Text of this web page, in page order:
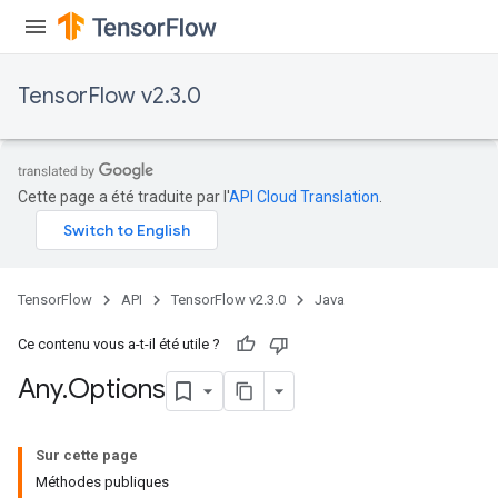
TensorFlow v2.3.0
Cette page a été traduite par l'API Cloud Translation
TensorFlow API TensorFlow v2.3.0 Java
Ce contenu vous a-t-il été utile ?
Any.Options
Sur cette page
Méthodes publiques